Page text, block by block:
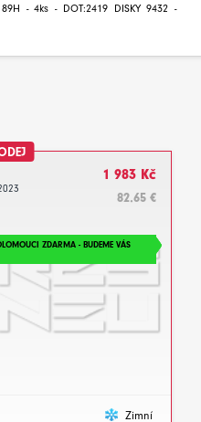
- 4ks - DOT:2419 DISKY 9432 -
1 983 Kč
82.65 €
ZDARMA - BUDEME VÁS
Zimní